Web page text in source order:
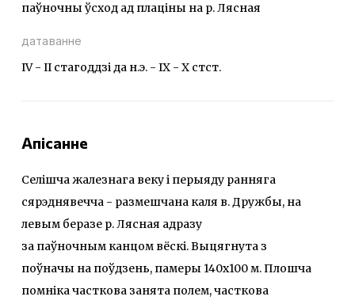
паўночны ўсход ад плаціны на р. Лясная
датаванне
IV - II стагоддзі да н.э. - ІХ - Х стст.
Апісанне
Селішча жалезнага веку i перыяду ранняга
сярэднявечча - размешчана каля в. Дружбы, на
левым беразе р. Лясная адразу
за паўночным канцом вёскі. Выцягнута з
поўначы на поўдзень, памеры 140х100 м. Плошча
помніка часткова занята полем, часткова